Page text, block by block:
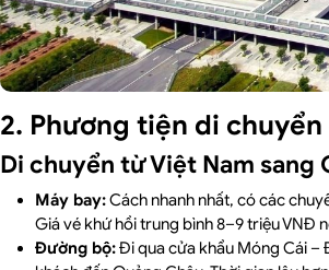
2. Phương tiện di
Di chuyển từ Việt Nam sang
Máy bay:Cách nhanh nhất, có các
Giá vé khứ hồi trung bình 8–9 triệu VNĐ
Đường bộ:Đi qua cửa khẩu Móng Cái –